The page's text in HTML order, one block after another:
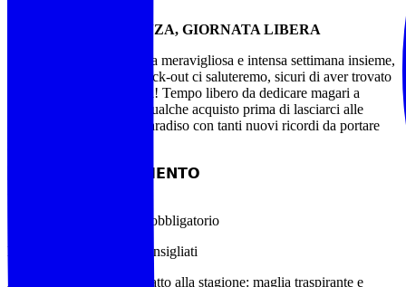
8°GIORNO – PARTENZA, GIORNATA LIBERA
Giunti al termine di questa meravigliosa e intensa settimana insieme,
dopo la colazione e il check-out ci saluteremo, sicuri di aver trovato
nuovi amici di camminata! Tempo libero da dedicare magari a
un’ultima passeggiata e qualche acquisto prima di lasciarci alle
spalle questo angolo di paradiso con tanti nuovi ricordi da portare
𝗘𝗤𝗨𝗜𝗣𝗔𝗚𝗚𝗜𝗔𝗠𝗘𝗡𝗧𝗢
Scarponcino da trekking obbligatorio
Bastoncini da trekking consigliati
Abbigliamento a strati adatto alla stagione: maglia traspirante e